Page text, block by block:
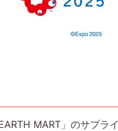
MART」のサプライ